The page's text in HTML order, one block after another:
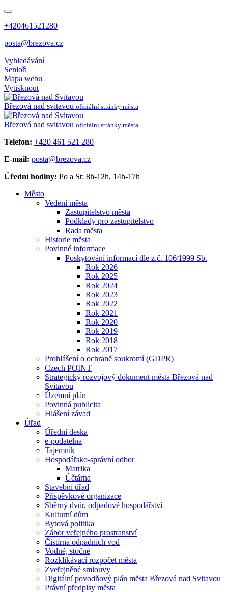
+420461521280
posta@brezova.cz
Vyhledávání
Senioři
Mapa webu
Vytisknout
Březová nad svitavou oficiální stránky města
Březová nad svitavou oficiální stránky města
Telefon: +420 461 521 280
E-mail: posta@brezova.cz
Úřední hodiny: Po a St: 8h-12h, 14h-17h
Město
Vedení města
Zastupitelstvo města
Podklady pro zastupitelstvo
Rada města
Historie města
Povinné informace
Poskytování informací dle z.č. 106⁄1999 Sb.
Rok 2026
Rok 2025
Rok 2024
Rok 2023
Rok 2022
Rok 2021
Rok 2020
Rok 2019
Rok 2018
Rok 2017
Prohlášení o ochraně soukromí (GDPR)
Czech POINT
Strategický rozvojový dokument města Březová nad
Svitavou
Územní plán
Povinná publicita
Hlášení závad
Úřad
Úřední deska
e-podatelna
Tajemník
Hospodářsko-správní odbor
Matrika
Účtárna
Stavební úřad
Příspěvkové organizace
Sběrný dvůr, odpadové hospodářství
Kulturní dům
Bytová politika
Zábor veřejného prostranství
Čistírna odpadních vod
Vodné, stočné
Rozklikávací rozpočet města
Zveřejněné smlouvy
Digitální povodňový plán města Březová nad Svitavou
Právní předpisy města